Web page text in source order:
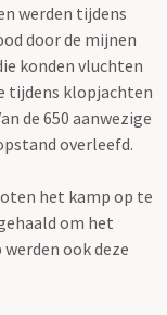
werden tijdens
door de mijnen
konden vluchten
tijdens klopjachten
de 650 aanwezige
overleefd.
het kamp op te
om het
ook deze